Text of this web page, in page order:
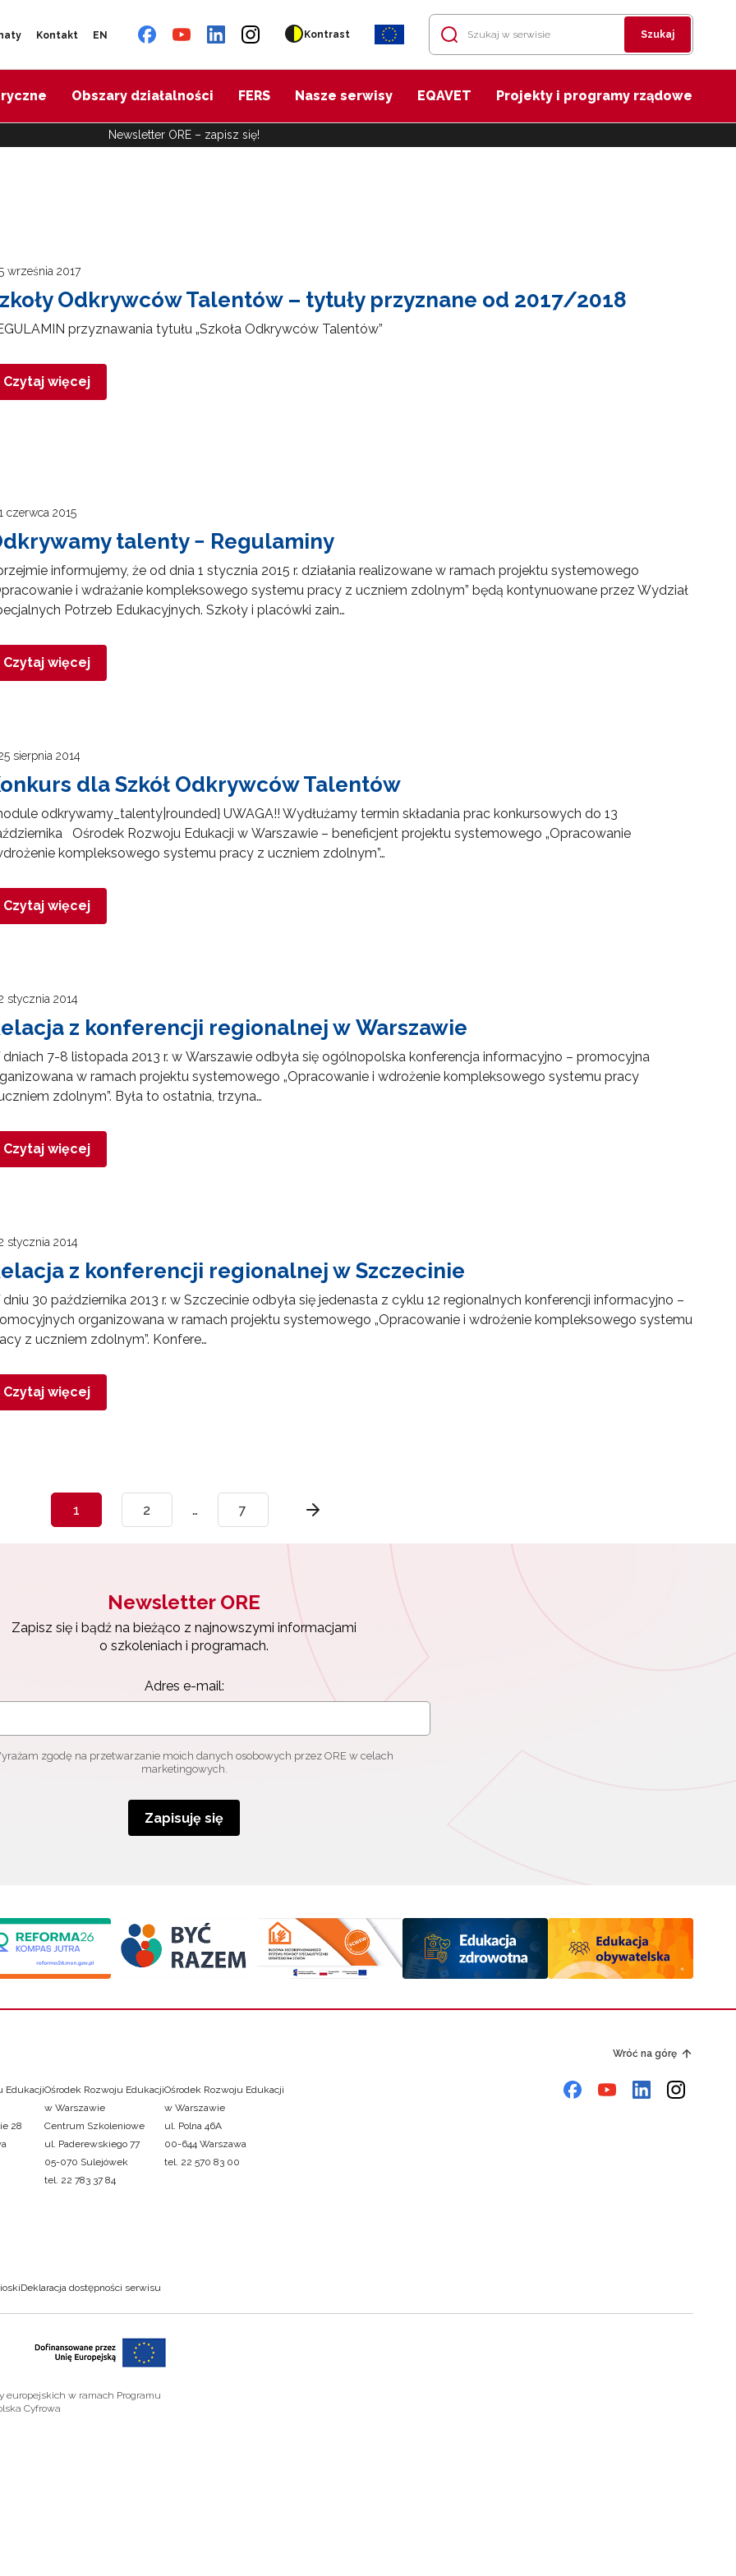
Kontakt EN Kontrast Szukaj
Obszary działalności FERS Nasze serwisy EQAVET Projekty i programy rządowe
Newsletter ORE – zapisz się!
września 2017
Odkrywców Talentów – tytuły przyznane od 2017/2018
przyznawania tytułu „Szkoła Odkrywców Talentów”
Czytaj więcej
czerwca 2015
talenty − Regulaminy
informujemy, że od dnia 1 stycznia 2015 r. działania realizowane w ramach projektu systemowego
i wdrażanie kompleksowego systemu pracy z uczniem zdolnym” będą kontynuowane przez Wydział
Potrzeb Edukacyjnych. Szkoły i placówki zain…
Czytaj więcej
sierpnia 2014
dla Szkół Odkrywców Talentów
odkrywamy_talenty|rounded} UWAGA!! Wydłużamy termin składania prac konkursowych do 13
Ośrodek Rozwoju Edukacji w Warszawie – beneficjent projektu systemowego „Opracowanie
kompleksowego systemu pracy z uczniem zdolnym”…
Czytaj więcej
stycznia 2014
z konferencji regionalnej w Warszawie
dniach 7-8 listopada 2013 r. w Warszawie odbyła się ogólnopolska konferencja informacyjno – promocyjna
w ramach projektu systemowego „Opracowanie i wdrożenie kompleksowego systemu pracy
zdolnym”. Była to ostatnia, trzyna…
Czytaj więcej
stycznia 2014
z konferencji regionalnej w Szczecinie
dniu 30 października 2013 r. w Szczecinie odbyła się jedenasta z cyklu 12 regionalnych konferencji informacyjno –
organizowana w ramach projektu systemowego „Opracowanie i wdrożenie kompleksowego systemu
z uczniem zdolnym”. Konfere…
Czytaj więcej
1 2 … 7
Newsletter ORE
Zapisz się i bądź na bieżąco z najnowszymi informacjami
o szkoleniach i programach.
Adres e-mail:
zgodę na przetwarzanie moich danych osobowych przez ORE w celach
marketingowych.
Zapisuję się
Wróć na górę
Edukacji
28
Ośrodek Rozwoju Edukacji
w Warszawie
Centrum Szkoleniowe
ul. Paderewskiego 77
05-070 Sulejówek
tel. 22 783 37 84
Ośrodek Rozwoju Edukacji
w Warszawie
ul. Polna 46A
00-644 Warszawa
tel. 22 570 83 00
Deklaracja dostępności serwisu
europejskich w ramach Programu
Cyfrowa
ORE
się i bądź na bieżąco z najnowszymi informacjami
zgodę na przetwarzanie moich danych osobowych przez ORE w
marketingowych.
się